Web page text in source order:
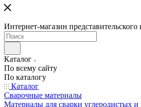
Интернет-магазин представительского
Каталог
По всему сайту
По каталогу
Каталог
Сварочные материалы
Материалы для сварки углеродистых и